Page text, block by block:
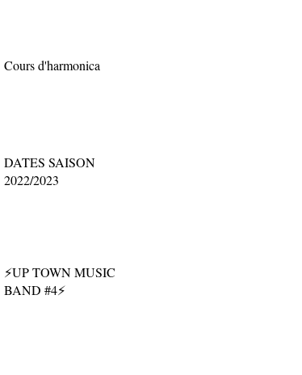
Cours d'harmonica
DATES SAISON
2022/2023
⚡UP TOWN MUSIC
BAND #4⚡